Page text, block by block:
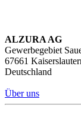
ALZURA AG
Gewerbegebiet
67661
Deutschland
Über uns